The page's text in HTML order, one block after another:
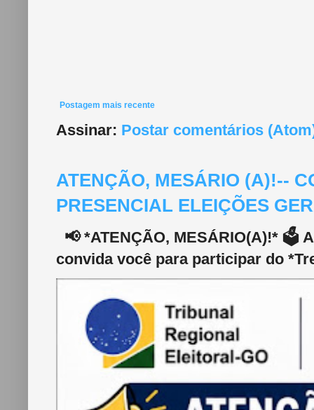
Postagem mais recente
Assinar: Postar comentários
ATENÇÃO, MESÁRIO (A)!--
PRESENCIAL ELEIÇÕES
📢 *ATENÇÃO, MESÁRIO(A)!* 🗳️
convida você para participar do